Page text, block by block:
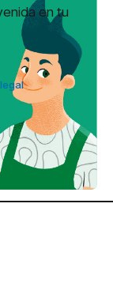
en tu